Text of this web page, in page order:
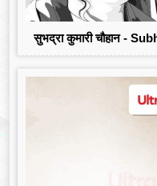
सुभद्रा कुमारी चौहान -